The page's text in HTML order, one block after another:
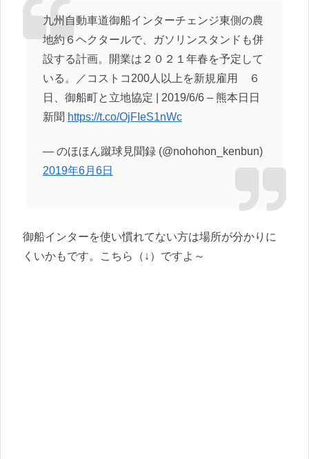
九州自動車道御船インターチェンジ東側の農
地約６ヘクタールで、ガソリンスタンドも併
設する計画。開業は２０２１年春を予定して
いる。／コストコ200人以上を新規雇用 ６
日、御船町と立地協定 | 2019/6/6 – 熊本日日
新聞 https://t.co/OjFIeS1nWc
— のほほん蹴球見聞録 (@nohohon_kenbun)
2019年6月6日
御船インターを使い慣れてない方は場所が分かりに
くいかもです。こちら（↓）ですよ～